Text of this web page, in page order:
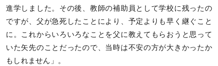
進学しました。その後、教師の補助員として学校に残ったの
ですが、父が急死したことにより、予定よりも早く継ぐこと
に。これからいろいろなことを父に教えてもらおうと思って
いた矢先のことだったので、当時は不安の方が大きかったか
もしれません」。